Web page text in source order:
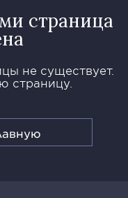
страница
не существует.
страницу.